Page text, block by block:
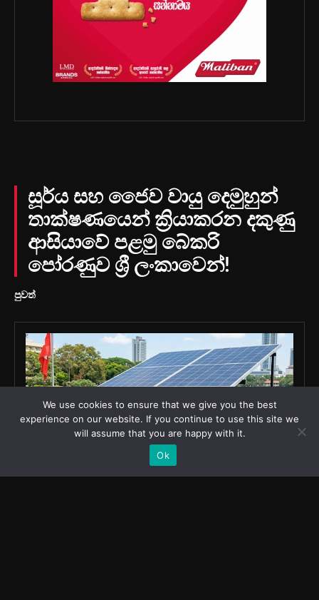
We use cookies to ensure that we give you the best
experience on our website. If you continue to use this site we
will assume that you are happy with it.
Ok